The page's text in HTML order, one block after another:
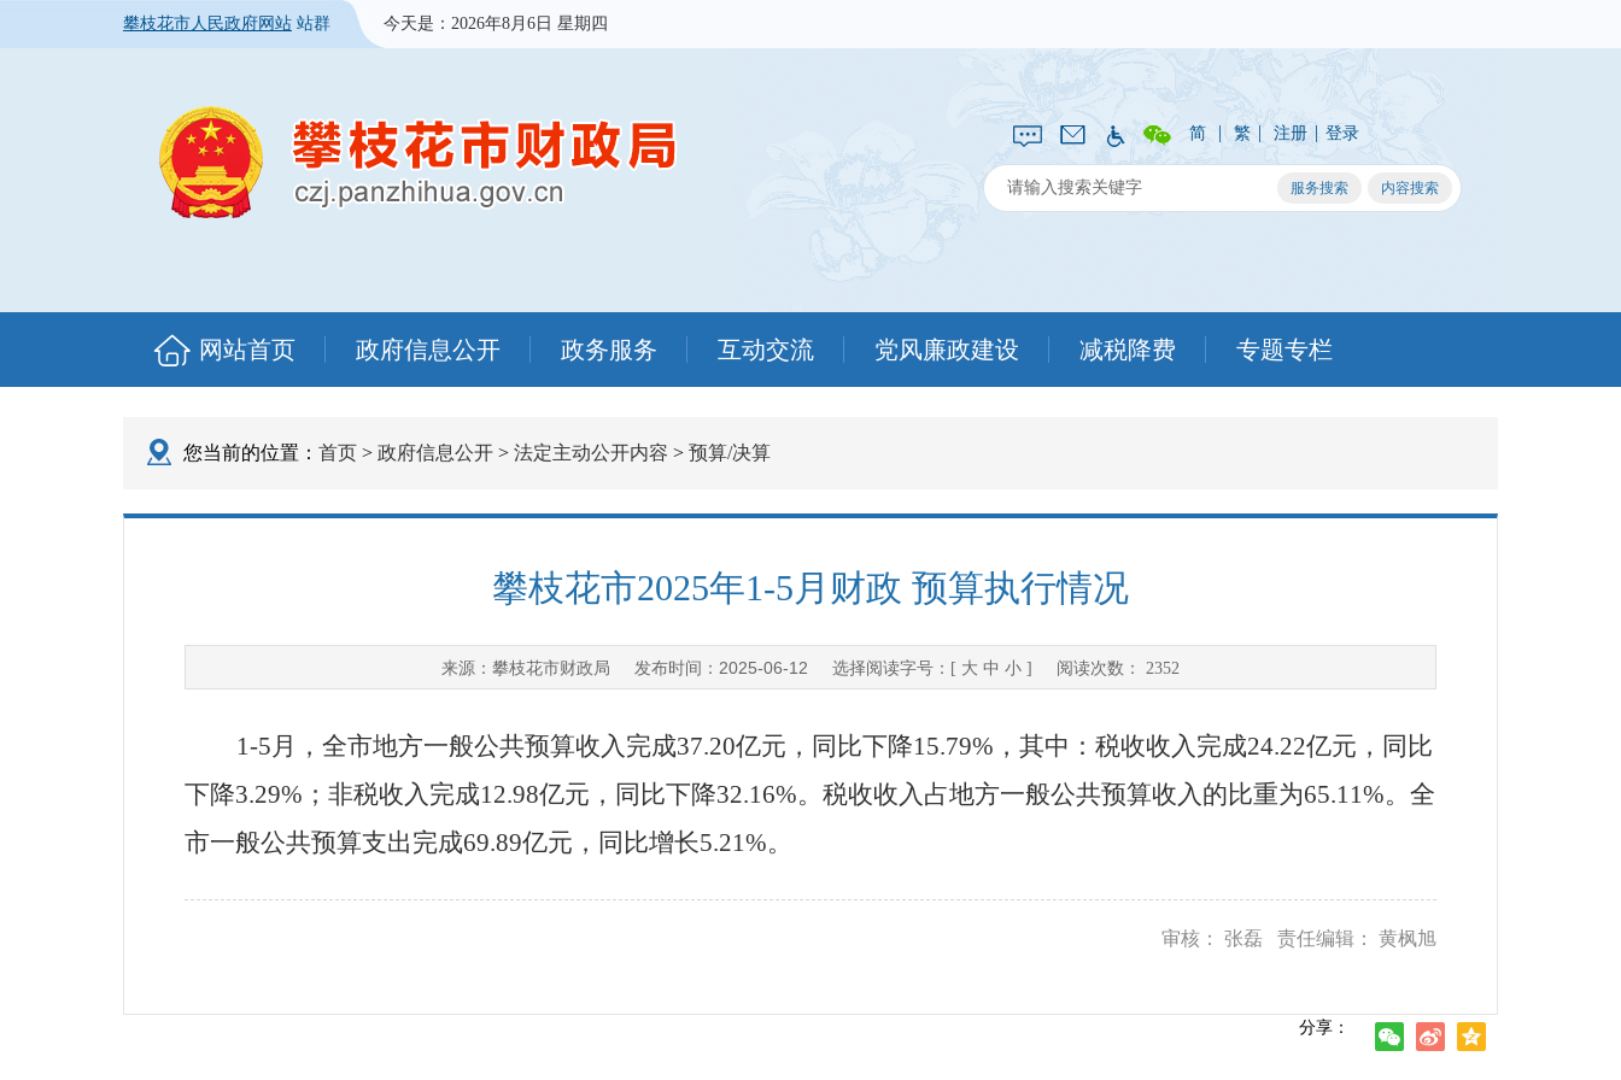
攀枝花市人民政府网站 站群 今天是： 2026年8月6日 星期四
简 | 繁 | 注册 | 登录
网站首页 政府信息公开 政务服务 互动交流 党风廉政建设 减税降费 专题专栏
您当前的位置： 首页 > 政府信息公开 > 法定主动公开内容 > 预算/决算
攀枝花市2025年1-5月财政 预算执行情况
来源： 攀枝花市财政局 发布时间： 2025-06-12 选择阅读字号：[ 大 中 小 ] 阅读次数： 2352
1-5月，全市地方一般公共预算收入完成37.20亿元，同比下降15.79% ，其中：税收收入完成24.22亿元，同比
下降3.29% ；非税收入完成12.98亿元，同比下降32.16%。税收收入占地方一般公共预算收入的比重为65.11%。全
市一般公共预算支出完成69.89亿元，同比增长5.21%。
审核： 张磊 责任编辑： 黄枫旭
分享：